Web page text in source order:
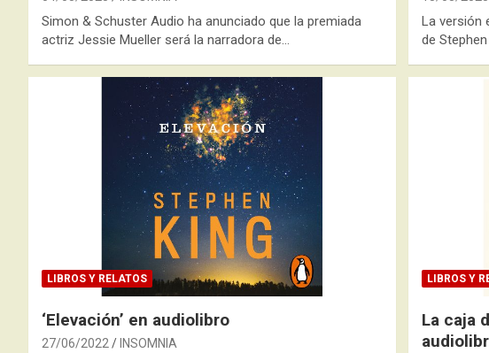
Simon & Schuster Audio ha anunciado que la premiada
actriz Jessie Mueller será la narradora de…
La versión
de
LIBROS Y RELATOS
‘Elevación’ en audiolibro
27/06/2022 INSOMNIA
LIBROS Y
La caja